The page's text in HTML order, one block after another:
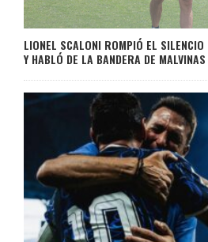
LIONEL SCALONI ROMPIÓ EL
Y HABLÓ DE LA BANDERA DE MALVINAS